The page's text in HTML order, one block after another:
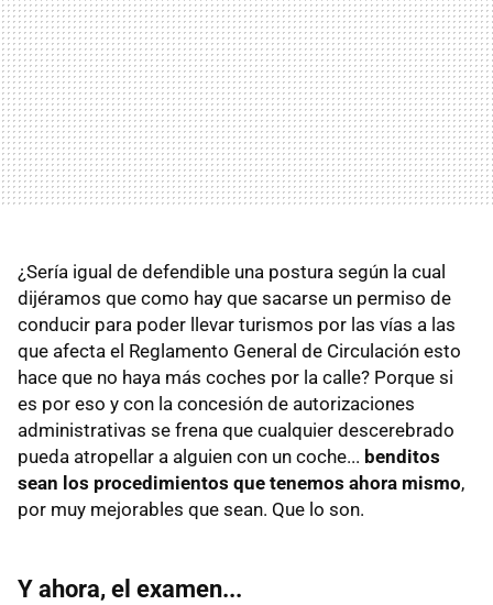
¿Sería igual de defendible una postura según la cual
dijéramos que como hay que sacarse un permiso de
conducir para poder llevar turismos por las vías a las
que afecta el Reglamento General de Circulación esto
hace que no haya más coches por la calle? Porque si
es por eso y con la concesión de autorizaciones
administrativas se frena que cualquier descerebrado
pueda atropellar a alguien con un coche... benditos
sean los procedimientos que tenemos ahora mismo,
por muy mejorables que sean. Que lo son.
Y ahora, el examen...